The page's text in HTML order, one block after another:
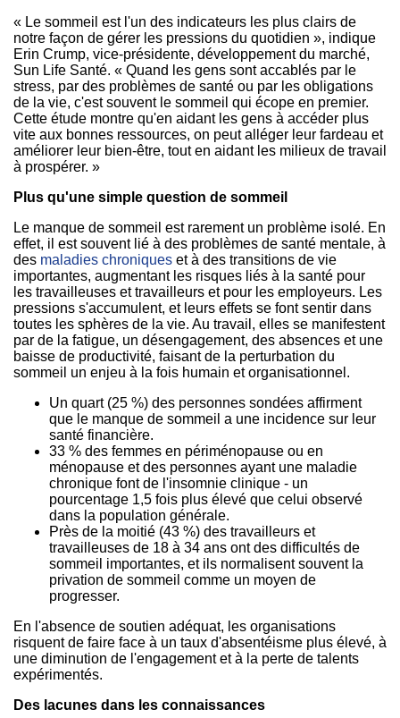
« Le sommeil est l'un des indicateurs les plus clairs de
notre façon de gérer les pressions du quotidien », indique
Erin Crump, vice-présidente, développement du marché,
Sun Life Santé. « Quand les gens sont accablés par le
stress, par des problèmes de santé ou par les obligations
de la vie, c'est souvent le sommeil qui écope en premier.
Cette étude montre qu'en aidant les gens à accéder plus
vite aux bonnes ressources, on peut alléger leur fardeau et
améliorer leur bien-être, tout en aidant les milieux de travail
à prospérer. »
Plus qu'une simple question de sommeil
Le manque de sommeil est rarement un problème isolé. En
effet, il est souvent lié à des problèmes de santé mentale, à
des maladies chroniques et à des transitions de vie
importantes, augmentant les risques liés à la santé pour
les travailleuses et travailleurs et pour les employeurs. Les
pressions s'accumulent, et leurs effets se font sentir dans
toutes les sphères de la vie. Au travail, elles se manifestent
par de la fatigue, un désengagement, des absences et une
baisse de productivité, faisant de la perturbation du
sommeil un enjeu à la fois humain et organisationnel.
Un quart (25 %) des personnes sondées affirment
que le manque de sommeil a une incidence sur leur
santé financière.
33 % des femmes en périménopause ou en
ménopause et des personnes ayant une maladie
chronique font de l'insomnie clinique - un
pourcentage 1,5 fois plus élevé que celui observé
dans la population générale.
Près de la moitié (43 %) des travailleurs et
travailleuses de 18 à 34 ans ont des difficultés de
sommeil importantes, et ils normalisent souvent la
privation de sommeil comme un moyen de
progresser.
En l'absence de soutien adéquat, les organisations
risquent de faire face à un taux d'absentéisme plus élevé, à
une diminution de l'engagement et à la perte de talents
expérimentés.
Des lacunes dans les connaissances